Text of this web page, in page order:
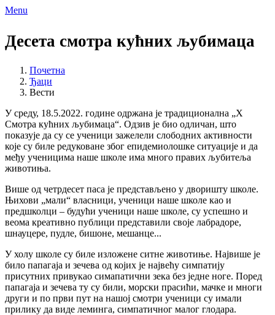
Menu
Десета смотра кућних љубимаца
Почетна
Ђаци
Вести
У среду, 18.5.2022. године одржана је традиционална „X
Смотра кућних љубимаца“. Одзив је био одличан, што
показује да су се ученици зажелели слободних активности
које су биле редуковане због епидемиолошке ситуације и да
међу ученицима наше школе има много правих љубитеља
животиња.
Више од четрдесет паса је представљено у дворишту школе.
Њихови „мали“ власници, ученици наше школе као и
предшколци – будући ученици наше школе, су успешно и
веома креативно публици представили своје лабрадоре,
шнауцере, пудле, бишоне, мешанце...
У холу школе су биле изложене ситне животиње. Највише је
било папагаја и зечева од којих је највећу симпатију
присутних привукао симапатични зека без једне ноге. Поред
папагаја и зечева ту су били, морски прасићи, мачке и многи
други и по први пут на нашој смотри ученици су имали
прилику да виде леминга, симпатичног малог глодара.